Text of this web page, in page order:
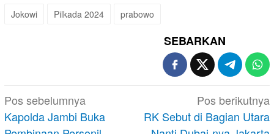
Jokowi Pilkada 2024 prabowo
SEBARKAN
Navigasi
pos
Pos sebelumnya
Kapolda Jambi Buka
Pos berikutnya
RK Sebut di Bagian Utara